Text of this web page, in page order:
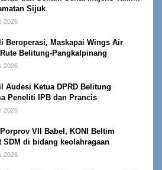
Sijuk
2026
Beroperasi, Maskapai Wings Air
Belitung-Pangkalpinang
2026
Audesi Ketua DPRD Belitung
Peneliti IPB dan Prancis
2026
VII Babel, KONI Beltim
SDM di bidang keolahragaan
2026